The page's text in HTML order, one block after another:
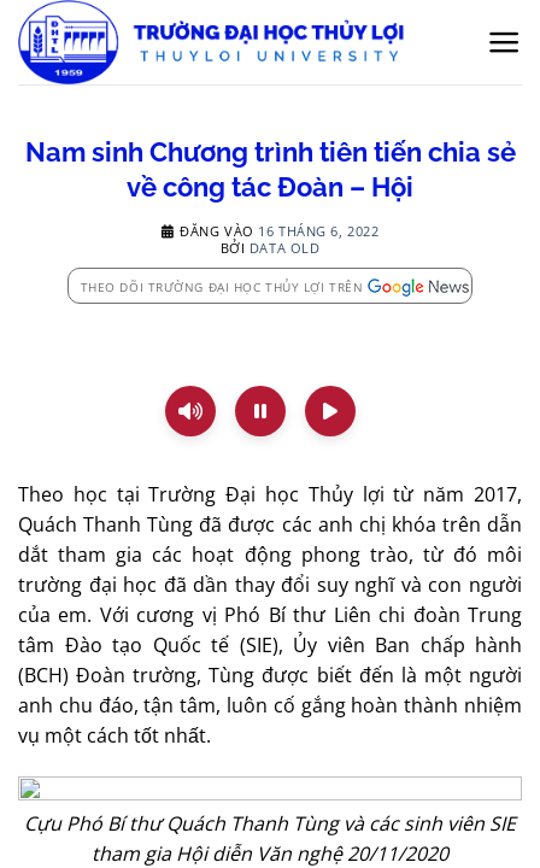
qua
nội
Nam sinh Chương trình tiên tiến chia sẻ
về công tác Đoàn – Hội
ĐĂNG VÀO 16 THÁNG 6, 2022
BỞI DATA OLD
THEO DÕI TRƯỜNG ĐẠI HỌC THỦY LỢI TRÊN
Theo học tại Trường Đại học Thủy lợi từ năm 2017,
Quách Thanh Tùng đã được các anh chị khóa trên dẫn
dắt tham gia các hoạt động phong trào, từ đó môi
trường đại học đã dần thay đổi suy nghĩ và con người
của em. Với cương vị Phó Bí thư Liên chi đoàn Trung
tâm Đào tạo Quốc tế (SIE), Ủy viên Ban chấp hành
(BCH) Đoàn trường, Tùng được biết đến là một người
anh chu đáo, tận tâm, luôn cố gắng hoàn thành nhiệm
vụ một cách tốt nhất.
Cựu Phó Bí thư Quách Thanh Tùng và các sinh viên SIE
tham gia Hội diễn Văn nghệ 20/11/2020